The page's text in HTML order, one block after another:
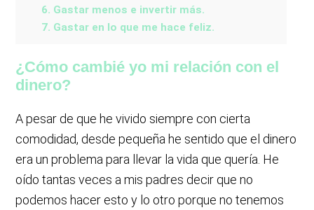
6. Gastar menos e invertir más.
7. Gastar en lo que me hace feliz.
¿Cómo cambié yo mi relación con el
dinero?
A pesar de que he vivido siempre con cierta
comodidad, desde pequeña he sentido que el dinero
era un problema para llevar la vida que quería. He
oído tantas veces a mis padres decir que no
podemos hacer esto y lo otro porque no tenemos